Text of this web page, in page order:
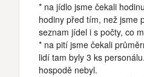
* na jídlo jsme čekali
hodiny před tím, než jsme
seznam jídel i s počty, co
* na pití jsme čekali
lidí tam byly 3 ks
hospodě nebyl.